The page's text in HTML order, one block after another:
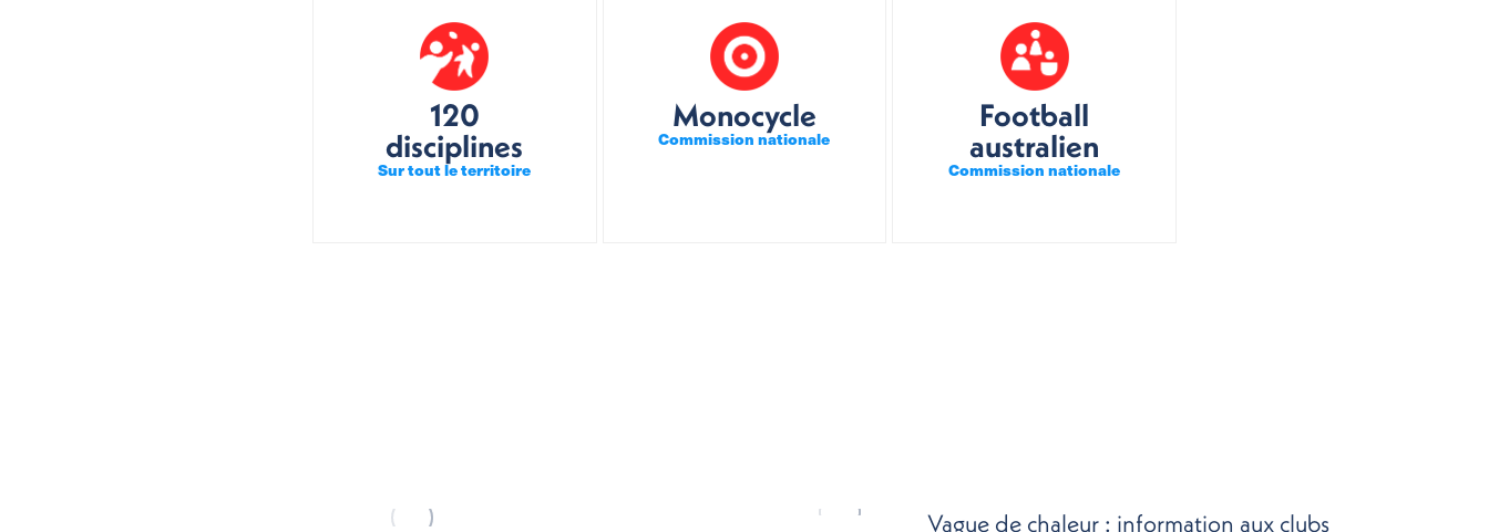
120
disciplines
Sur tout le territoire
Monocycle
Commission nationale
Football
australien
Commission nationale
Vague de chaleur : information aux clubs